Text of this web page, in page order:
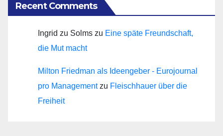
Recent Comments
Ingrid zu Solms zu Eine späte Freundschaft,
die Mut macht
Milton Friedman als Ideengeber - Eurojournal
pro Managementzu Fleischhauer über die
Freiheit